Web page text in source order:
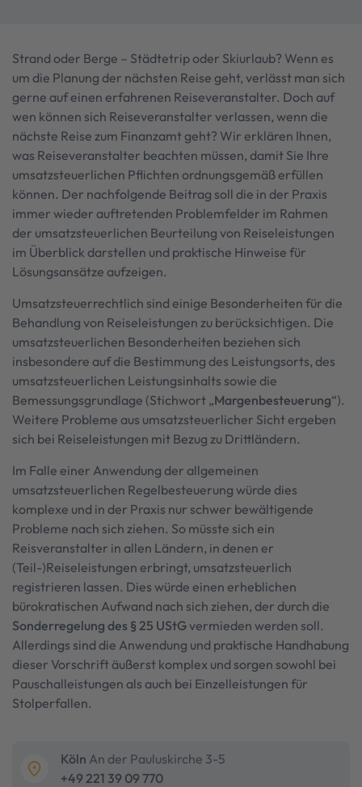
Strand oder Berge – Städtetrip oder Skiurlaub? Wenn es
um die Planung der nächsten Reise geht, verlässt man sich
gerne auf einen erfahrenen Reiseveranstalter. Doch auf
wen können sich Reiseveranstalter verlassen, wenn die
nächste Reise zum Finanzamt geht? Wir erklären Ihnen,
was Reiseveranstalter beachten müssen, damit Sie Ihre
umsatzsteuerlichen Pflichten ordnungsgemäß erfüllen
können. Der nachfolgende Beitrag soll die in der Praxis
immer wieder auftretenden Problemfelder im Rahmen
der umsatzsteuerlichen Beurteilung von Reiseleistungen
im Überblick darstellen und praktische Hinweise für
Lösungsansätze aufzeigen.
Umsatzsteuerrechtlich sind einige Besonderheiten für die
Behandlung von Reiseleistungen zu berücksichtigen. Die
umsatzsteuerlichen Besonderheiten beziehen sich
insbesondere auf die Bestimmung des Leistungsorts, des
umsatzsteuerlichen Leistungsinhalts sowie die
Bemessungsgrundlage (Stichwort „Margenbesteuerung“).
Weitere Probleme aus umsatzsteuerlicher Sicht ergeben
sich bei Reiseleistungen mit Bezug zu Drittländern.
Im Falle einer Anwendung der allgemeinen
umsatzsteuerlichen Regelbesteuerung würde dies
komplexe und in der Praxis nur schwer bewältigende
Probleme nach sich ziehen. So müsste sich ein
Reisveranstalter in allen Ländern, in denen er
(Teil-)Reiseleistungen erbringt, umsatzsteuerlich
registrieren lassen. Dies würde einen erheblichen
bürokratischen Aufwand nach sich ziehen, der durch die
Sonderregelung des § 25 UStGvermieden werden soll.
Allerdings sind die Anwendung und praktische Handhabung
dieser Vorschrift äußerst komplex und sorgen sowohl bei
Pauschalleistungen als auch bei Einzelleistungen für
Stolperfallen.
Köln An der Pauluskirche 3-5
+49 221 39 09 770